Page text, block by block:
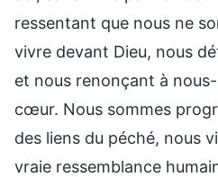
ressentant que nous ne
vivre devant Dieu, nous
et nous renonçant à
cœur. Nous sommes
des liens du péché, nous
vraie ressemblance